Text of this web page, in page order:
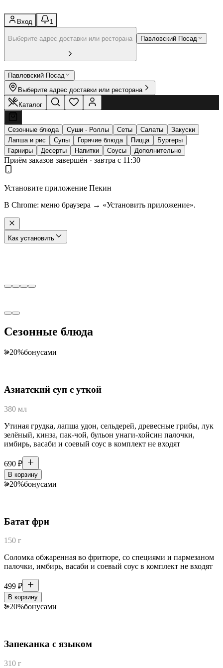
Вход 1
Выберите адрес доставки или ресторана Павловский Посад
Павловский Посад
Выберите адрес доставки или ресторана
Каталог
Сезонные блюда Суши - Роллы Сеты Салаты
Закуски
Лапша и рис
Супы Горячие блюда Пицца
Бургеры
Гарниры
Десерты Напитки Соусы Дополнительно
Приём заказов завершён · завтра с 11:30
Установите приложение Пекин
В Chrome: меню браузера → «Установить приложение».
Как установить
Сезонные блюда
20%бонусами
Азиатский суп с уткой
380 мл
Утиная грудка, лапша удон, сельдерей, древесные грибы, лук
зелёный, кинза, пак-чой, бульон унаги-хойсин палочки,
имбирь, васаби и соевый соус в комплект не входят
690 ₽
В корзину
20%бонусами
Батат фри
150 г
Соломка обжаренная во фритюре, со специями и пармезаном
палочки, имбирь, васаби и соевый соус в комплект не входят
499 ₽
В корзину
20%бонусами
Запеканка с языком
310 г